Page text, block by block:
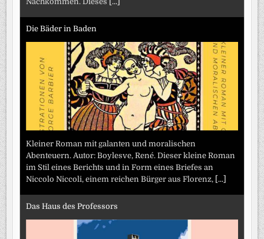
Die Bäder in Baden
Kleiner Roman mit galanten und moralischen
Abenteuern. Autor: Boylesve, René. Dieser kleine Roman
im Stil eines Berichts und in Form eines Briefes an
Niccolo Niccoli, einem reichen Bürger aus Florenz,
[...]
Das Haus des Professors